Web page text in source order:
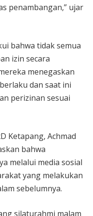
penambangan,” ujar
bahwa tidak semua
izin secara
menegaskan
dan saat ini
perizinan sesuai
Ketapang, Achmad
bahwa
melalui media sosial
yang melakukan
sebelumnya.
silaturahmi malam